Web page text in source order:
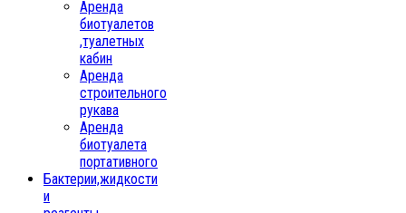
Аренда
биотуалетов
,туалетных
кабин
Аренда
строительного
рукава
Аренда
биотуалета
портативного
Бактерии,жидкости
и